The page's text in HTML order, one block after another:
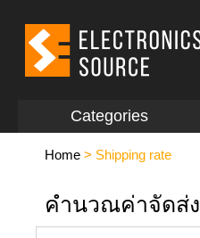
Categories
Home > Shipping rate
คำนวณค่าจัดส่ง